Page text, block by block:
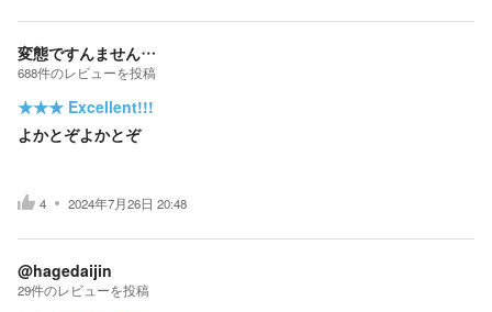
変態ですんません…
688件のレビューを投稿
★★★ Excellent!!!
よかとぞよかとぞ
4 2024年7月26日 20:48
@hagedaijin
29件のレビューを投稿